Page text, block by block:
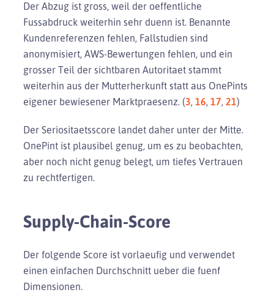
Der Abzug ist gross, weil der oeffentliche
Fussabdruck weiterhin sehr duenn ist. Benannte
Kundenreferenzen fehlen, Fallstudien sind
anonymisiert, AWS-Bewertungen fehlen, und ein
grosser Teil der sichtbaren Autoritaet stammt
weiterhin aus der Mutterherkunft statt aus OnePints
eigener bewiesener Marktpraesenz. (3, 16, 17, 21)
Der Seriositaetsscore landet daher unter der Mitte.
OnePint ist plausibel genug, um es zu beobachten,
aber noch nicht genug belegt, um tiefes Vertrauen
zu rechtfertigen.
Supply-Chain-Score
Der folgende Score ist vorlaeufig und verwendet
einen einfachen Durchschnitt ueber die fuenf
Dimensionen.